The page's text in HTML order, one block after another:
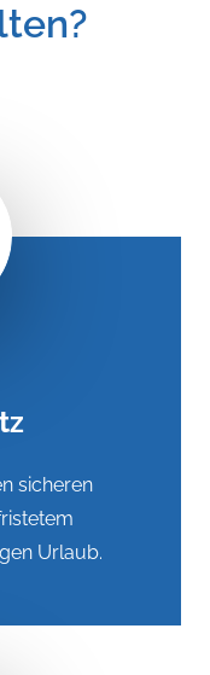
sicheren
Urlaub.